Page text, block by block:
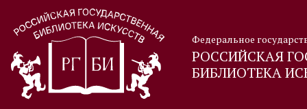
Федеральное
РОССИЙСКАЯ
БИБЛИОТЕКА